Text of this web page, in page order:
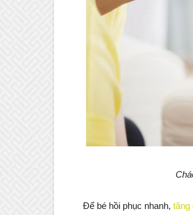
Để bé hồi phục nhanh, tăng